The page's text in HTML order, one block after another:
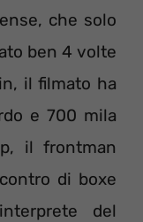
che solo
ben 4 volte
il filmato ha
e 700 mila
il frontman
di boxe
del